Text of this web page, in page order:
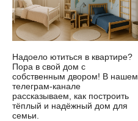
Надоело ютиться в квартире?
Пора в свой дом с
собственным двором! В нашем
телеграм-канале
рассказываем, как построить
тёплый и надёжный дом для
семьи.